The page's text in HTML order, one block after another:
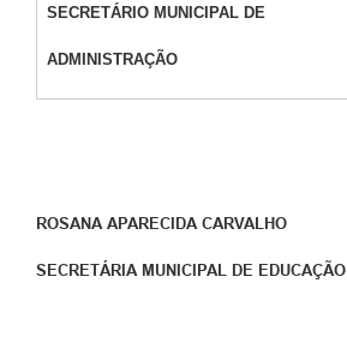
SECRETÁRIO MUNICIPAL DE
ADMINISTRAÇÃO
ROSANA APARECIDA CARVALHO
SECRETÁRIA MUNICIPAL DE EDUCAÇÃO